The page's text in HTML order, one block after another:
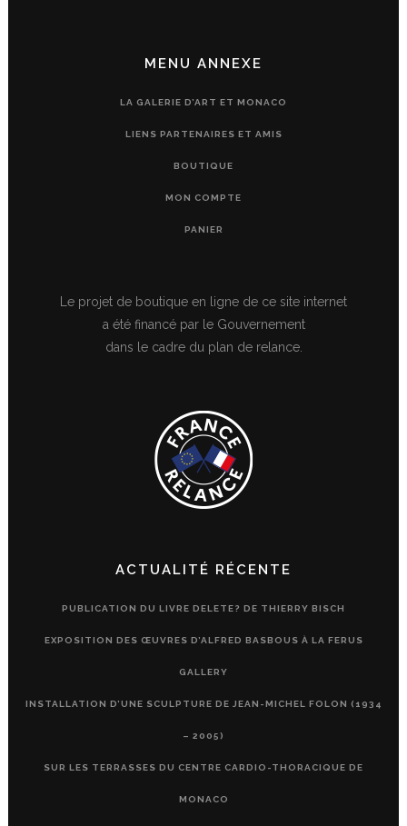
MENU ANNEXE
LA GALERIE D’ART ET MONACO
LIENS PARTENAIRES ET AMIS
BOUTIQUE
MON COMPTE
PANIER
Le projet de boutique en ligne de ce site internet
a été financé par le Gouvernement
dans le cadre du plan de relance.
ACTUALITÉ RÉCENTE
PUBLICATION DU LIVRE DELETE? DE THIERRY BISCH
EXPOSITION DES ŒUVRES D’ALFRED BASBOUS À LA FERUS
GALLERY
INSTALLATION D’UNE SCULPTURE DE JEAN-MICHEL FOLON (1934
– 2005)
SUR LES TERRASSES DU CENTRE CARDIO-THORACIQUE DE
MONACO